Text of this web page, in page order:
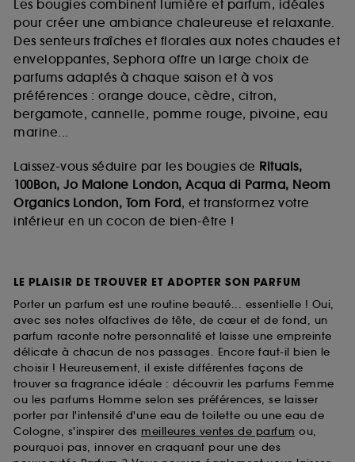
Les bougies combinent lumière et parfum, idéales
pour créer une ambiance chaleureuse et relaxante.
Des senteurs fraîches et florales aux notes chaudes et
enveloppantes, Sephora offre un large choix de
parfums adaptés à chaque saison et à vos
préférences : orange douce, cèdre, citron,
bergamote, cannelle, pomme rouge, pivoine, eau
marine...
Laissez-vous séduire par les bougies de Rituals,
100Bon, Jo Malone London, Acqua di Parma, Neom
Organics London, Tom Ford, et transformez votre
intérieur en un cocon de bien-être !
LE PLAISIR DE TROUVER ET ADOPTER SON PARFUM
Porter un parfum est une routine beauté... essentielle ! Oui,
avec ses notes olfactives de tête, de cœur et de fond, un
parfum raconte notre personnalité et laisse une empreinte
délicate à chacun de nos passages. Encore faut-il bien le
choisir ! Heureusement, il existe différentes façons de
trouver sa fragrance idéale : découvrir les parfums Femme
ou les parfums Homme selon ses préférences, se laisser
porter par l'intensité d'une eau de toilette ou une eau de
Cologne, s'inspirer des meilleures ventes de parfum ou,
pourquoi pas, innover en craquant pour une des